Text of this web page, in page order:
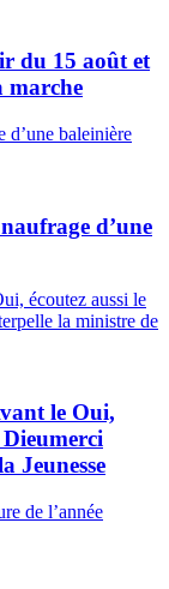
du 15 août et
marche
d’une
le Oui,
Dieumerci
Jeunesse